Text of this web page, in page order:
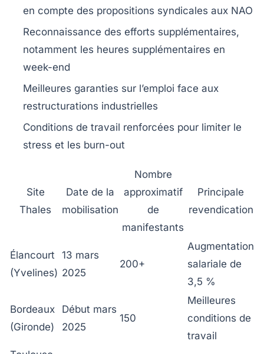
en compte des propositions syndicales aux NAO
Reconnaissance des efforts supplémentaires,
notamment les heures supplémentaires en
week-end
Meilleures garanties sur l’emploi face aux
restructurations industrielles
Conditions de travail renforcées pour limiter le
stress et les burn-out
Site
Thales
Date de la
mobilisation
Nombre
approximatif
de
manifestants
Principale
revendication
Élancourt
(Yvelines)
13 mars
2025
200+
Augmentation
salariale de
3,5 %
Bordeaux
(Gironde)
Début mars
2025
150
Meilleures
conditions de
travail